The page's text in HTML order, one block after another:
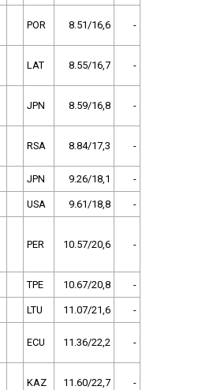
POR 8.51/16,6 -
LAT 8.55/16,7 -
JPN 8.59/16,8 -
RSA 8.84/17,3 -
JPN 9.26/18,1 -
USA 9.61/18,8 -
PER 10.57/20,6 -
TPE 10.67/20,8 -
LTU 11.07/21,6 -
ECU 11.36/22,2 -
KAZ 11.60/22,7 -